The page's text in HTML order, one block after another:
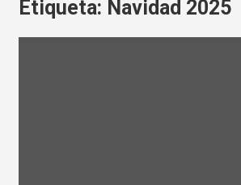
Etiqueta: Navidad 2025